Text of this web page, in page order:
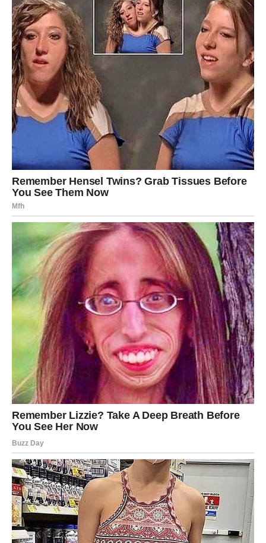
Rak
Rakovima zvijezde donose poruku da je vrijeme da
prestanu živjeti u prošlosti. Ono što je bilo ostaje važna
lekcija, ali ne smije određivati vašu budućnost. Pred vama
su dani u kojima ćete osjetiti da se srce polako oslobađa
starog tereta.
Na poslu vas očekuju pozitivne promjene, dok ljubavni
život donosi više nježnosti i osjećaja sigurnosti.
Lav
Lavovima svemir poručuje da se ne plaše velikih ciljeva.
Vaše sposobnosti dolaze do izražaja upravo sada, a ljudi
koji odlučuju o važnim stvarima primjećuju vaš trud i
zalaganje.
Na ljubavnom planu moguće je lijepo iznenađenje od
partnera. Slobodni Lavovi privlače pažnju gdje god da se
pojave i imaju velike šanse za zanimljivo novo
poznanstvo.
Djevica
Djevice konačno dobijaju potvrdu da su na pravom putu.
Jedna odluka koju ste ranije donijeli sada pokazuje svoju
pravu vrijednost. Poslovno slijedi period stabilnosti i
novih mogućnosti.
Na emotivnom planu očekuje vas više povjerenja i
iskrenih razgovora. Slobodne Djevice mogu upoznati
osobu uz koju će se osjećati potpuno prirodno.